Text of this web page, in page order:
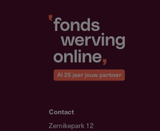
Wat zijn de
Geen
Geen
Contact
Zernikepark 12